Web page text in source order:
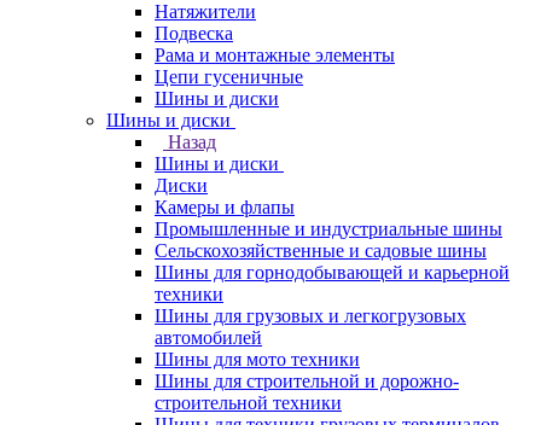
Натяжители
Подвеска
Рама и монтажные элементы
Цепи гусеничные
Шины и диски
Шины и диски
Назад
Шины и диски
Диски
Камеры и флапы
Промышленные и индустриальные шины
Сельскохозяйственные и садовые шины
Шины для горнодобывающей и карьерной
техники
Шины для грузовых и легкогрузовых
автомобилей
Шины для мото техники
Шины для строительной и дорожно-
строительной техники